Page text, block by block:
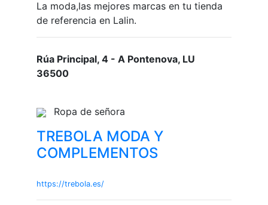
La moda,las mejores marcas en tu tienda
de referencia en Lalin.
Rúa Principal, 4 - A Pontenova, LU
36500
Ropa de señora
TREBOLA MODA Y
COMPLEMENTOS
https://trebola.es/